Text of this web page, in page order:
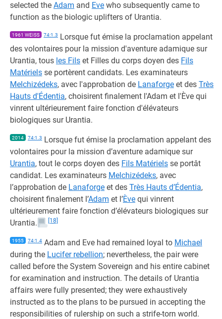
selected the Adam and Eve who subsequently came to
function as the biologic uplifters of Urantia.
1961 WEISS 74:1.3 Lorsque fut émise la proclamation appelant
des volontaires pour la mission d'aventure adamique sur
Urantia, tous les Fils et Filles du corps doyen des Fils
Matériels se portèrent candidats. Les examinateurs
Melchizédeks, avec l'approbation de Lanaforge et des Très
Hauts d'Édentia, choisirent finalement l'Adam et l'Ève qui
vinrent ultérieurement faire fonction d'élévateurs
biologiques sur Urantia.
2014 74:1.3 Lorsque fut émise la proclamation appelant des
volontaires pour la mission d’aventure adamique sur
Urantia, tout le corps doyen des Fils Matériels se portât
candidat. Les examinateurs Melchizédeks, avec
l’approbation de Lanaforge et des Très Hauts d’Édentia,
choisirent finalement l’Adam et l’Ève qui vinrent
ultérieurement faire fonction d’élévateurs biologiques sur
Urantia.
[18]
1955 74:1.4 Adam and Eve had remained loyal to Michael
during the Lucifer rebellion; nevertheless, the pair were
called before the System Sovereign and his entire cabinet
for examination and instruction. The details of Urantia
affairs were fully presented; they were exhaustively
instructed as to the plans to be pursued in accepting the
responsibilities of rulership on such a strife-torn world.